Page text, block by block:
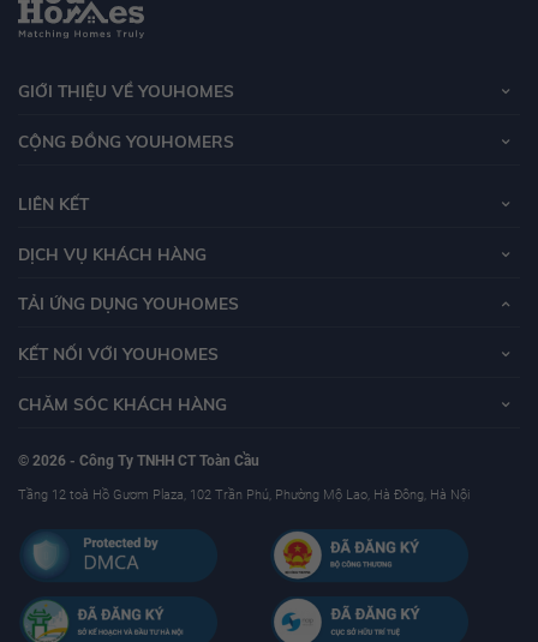
GIỚI THIỆU VỀ YOUHOMES
CỘNG ĐỒNG YOUHOMERS
LIÊN KẾT
DỊCH VỤ KHÁCH HÀNG
TẢI ỨNG DỤNG YOUHOMES
KẾT NỐI VỚI YOUHOMES
CHĂM SÓC KHÁCH HÀNG
© 2026 - Công Ty TNHH CT Toàn Cầu
Tầng 12 toà Hồ Gươm Plaza, 102 Trần Phú, Phường Mộ Lao, Hà Đông, Hà Nội